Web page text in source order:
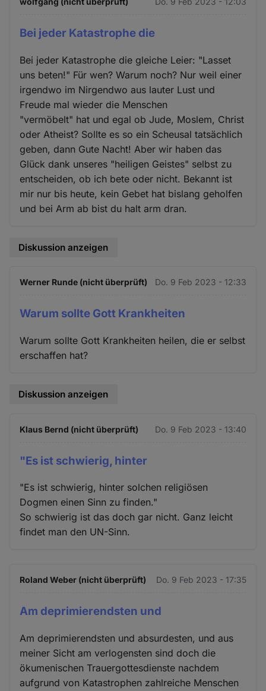
Bei jeder Katastrophe die
Bei jeder Katastrophe die gleiche Leier: "Lasset
uns beten!" Für wen? Warum noch? Nur weil einer
irgendwo im Nirgendwo aus lauter Lust und
Freude mal wieder die Menschen
"vermöbelt" hat und egal ob Jude, Moslem, Christ
oder Atheist? Sollte es so ein Scheusal tatsächlich
geben, dann Gute Nacht! Aber wir haben das
Glück dank unseres "heiligen Geistes" selbst zu
entscheiden, ob ich bete oder nicht. Bekannt ist
mir nur bis heute, kein Gebet hat bislang geholfen
und bei Arm ab bist du halt arm dran.
Diskussion anzeigen
Werner Runde (nicht überprüft) Do. 9 Feb 2023 - 12:33
Warum sollte Gott Krankheiten
Warum sollte Gott Krankheiten heilen, die er selbst
erschaffen hat?
Diskussion anzeigen
Klaus Bernd (nicht überprüft) Do. 9 Feb 2023 - 13:40
"Es ist schwierig, hinter
"Es ist schwierig, hinter solchen religiösen
Dogmen einen Sinn zu finden."
So schwierig ist das doch gar nicht. Ganz leicht
findet man den UN-Sinn.
Roland Weber (nicht überprüft) Do. 9 Feb 2023 - 17:35
Am deprimierendsten und
Am deprimierendsten und absurdesten, und aus
meiner Sicht am verlogensten sind doch die
ökumenischen Trauergottesdienste nachdem
aufgrund von Katastrophen zahlreiche Menschen
Cookies